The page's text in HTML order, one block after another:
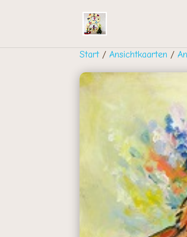
Start/ Ansichtkaarten /